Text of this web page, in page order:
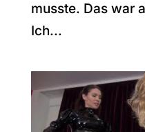
musste. Das war
Ich...